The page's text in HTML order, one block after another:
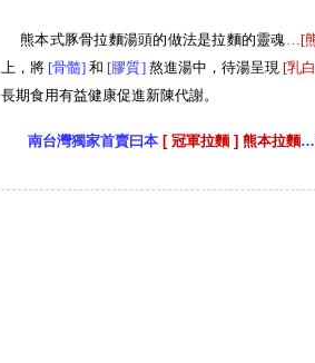
熊本式豚骨拉麵湯頭的做法是拉麵的靈魂 …[
上，將 [骨髓] 和 [膠質]熬進湯中，待湯呈現 [乳
長期食用有益健康促進新陳代謝。
南台灣獨家首賣曰本 [ 冠軍拉麵 ] 熊本拉麵…